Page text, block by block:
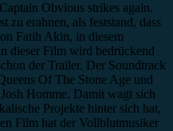
Obvious strikes again.
zu erahnen, als feststand, dass
Fatih Akin, in diesem
dieser Film wird bedrückend
der Trailer. Der Soundtrack
Of The Stone Age und
Homme. Damit wagt sich
Projekte hinter sich hat,
Film hat der Vollblutmusiker